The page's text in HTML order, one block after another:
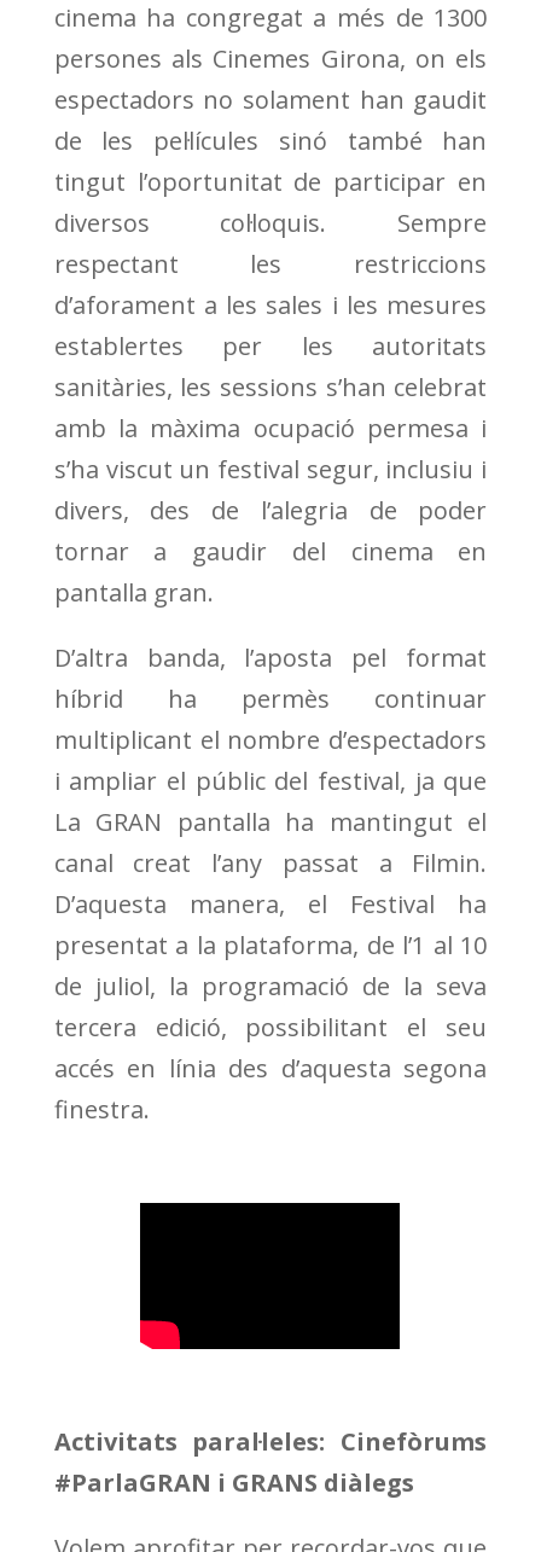
cinema ha congregat a més de 1300
persones als Cinemes Girona, on els
espectadors no solament han gaudit
de les pel·lícules sinó també han
tingut l’oportunitat de participar en
diversos col·loquis. Sempre
respectant les restriccions
d’aforament a les sales i les mesures
establertes per les autoritats
sanitàries, les sessions s’han celebrat
amb la màxima ocupació permesa i
s’ha viscut un festival segur, inclusiu i
divers, des de l’alegria de poder
tornar a gaudir del cinema en
pantalla gran.
D’altra banda, l’aposta pel format
híbrid ha permès continuar
multiplicant el nombre d’espectadors
i ampliar el públic del festival, ja que
La GRAN pantalla ha mantingut el
canal creat l’any passat a Filmin.
D’aquesta manera, el Festival ha
presentat a la plataforma, de l’1 al 10
de juliol, la programació de la seva
tercera edició, possibilitant el seu
accés en línia des d’aquesta segona
finestra.
Activitats paral·leles: Cinefòrums
#ParlaGRAN i GRANS diàlegs